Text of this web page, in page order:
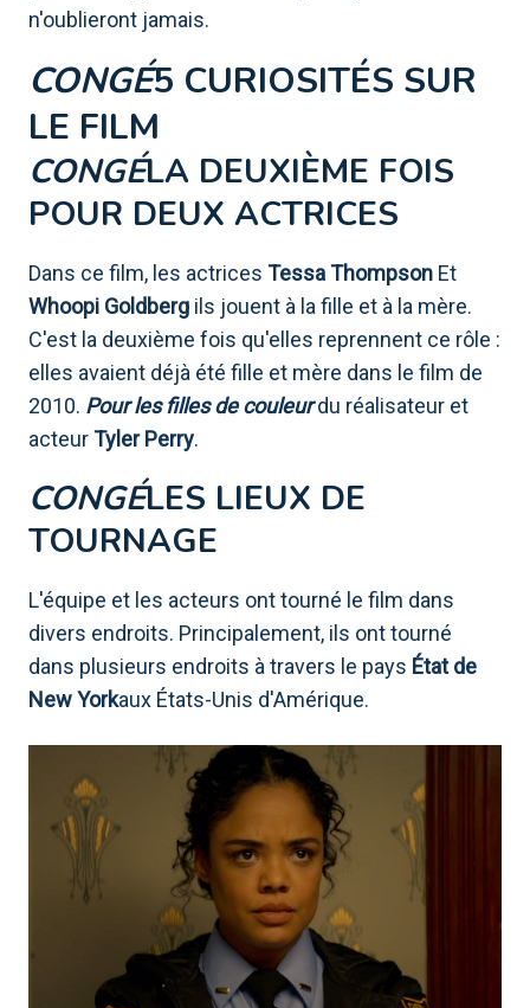
n'oublieront jamais.
CONGÉ5 CURIOSITÉS SUR
LE FILM
CONGÉLA DEUXIÈME FOIS
POUR DEUX ACTRICES
Dans ce film, les actrices Tessa Thompson Et
Whoopi Goldberg ils jouent à la fille et à la mère.
C'est la deuxième fois qu'elles reprennent ce rôle :
elles avaient déjà été fille et mère dans le film de
2010. Pour les filles de couleurdu réalisateur et
acteurTyler Perry.
CONGÉLES LIEUX DE
TOURNAGE
L'équipe et les acteurs ont tourné le film dans
divers endroits. Principalement, ils ont tourné
dans plusieurs endroits à travers le pays État de
New Yorkaux États-Unis d'Amérique.